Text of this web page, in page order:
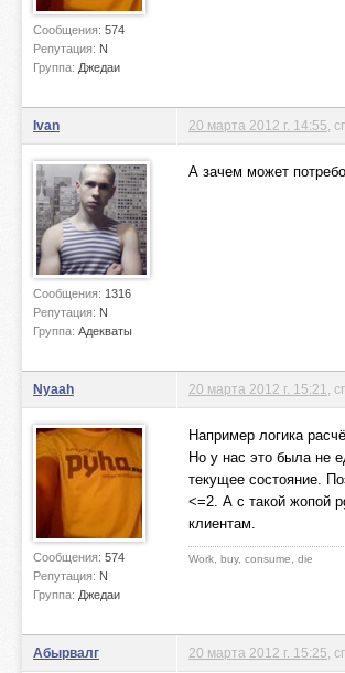
Сообщения: 574
Репутация: N
Группа: Джедаи
Ivan
Сообщения: 1316
Репутация: N
Группа: Адекваты
20 марта 2012 г. 14:55 ,
А зачем может
Nyaah
Сообщения: 574
Репутация: N
Группа: Джедаи
20 марта 2012 г. 15:21 ,
Например логика
Но у нас это была не
текущее состояние.
<=2. А с такой жопой
клиентам.
Work, buy, consume, die
Абырвалг 20 марта 2012 г. 15:25 ,